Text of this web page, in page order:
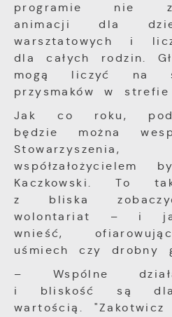
programie nie
animacji dla
warsztatowych i
dla całych rodzin.
mogą liczyć na
przysmaków w
Jak co roku,
będzie można
Kaczkowski. To
z bliska
wolontariat – i
wnieść,
uśmiech czy drobny
– Wspólne
i bliskość są dla
wartością.